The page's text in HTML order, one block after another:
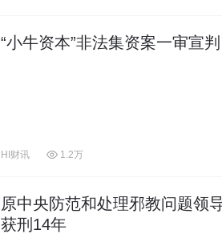
“小牛资本”非法集资案一审宣
HI财讯 1.2万
原中央防范和处理邪教问题领
获刑14年